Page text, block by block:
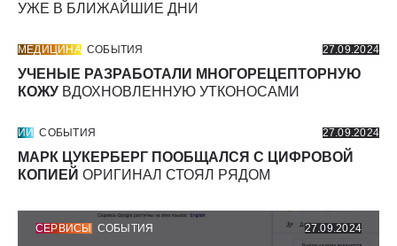
УЖЕ В БЛИЖАЙШИЕ ДНИ
МЕДИЦИНА СОБЫТИЯ 27.09.2024
УЧЕНЫЕ РАЗРАБОТАЛИ МНОГОРЕЦЕПТОРНУЮ
КОЖУ ВДОХНОВЛЕННУЮ УТКОНОСАМИ
ИИ СОБЫТИЯ 27.09.2024
МАРК ЦУКЕРБЕРГ ПООБЩАЛСЯ С ЦИФРОВОЙ
КОПИЕЙ ОРИГИНАЛ СТОЯЛ РЯДОМ
СЕРВИСЫ СОБЫТИЯ 27.09.2024